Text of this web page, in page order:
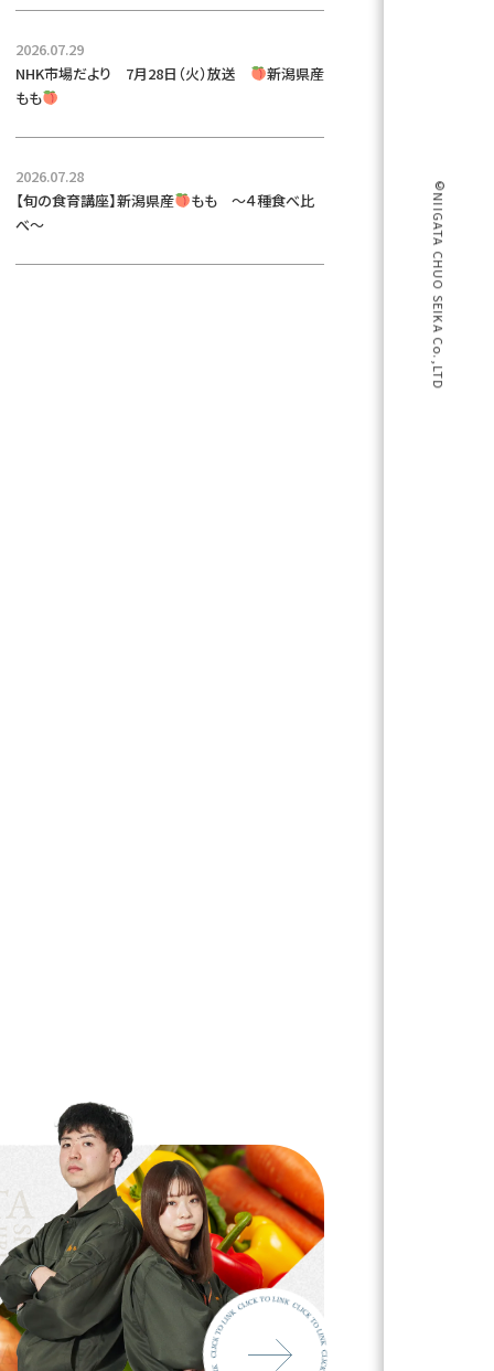
©NIIGATA CHUO SEIKA Co.,LTD
2026.07.29
NHK市場だより 7月28日（火）放送
新潟県産
もも
2026.07.28
【旬の食育講座】新潟県産
もも ～４種食べ比
べ～